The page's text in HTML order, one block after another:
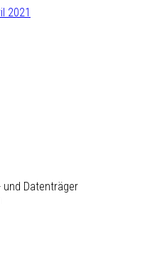
2021
und Datenträger